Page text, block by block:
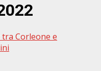
Corleone e